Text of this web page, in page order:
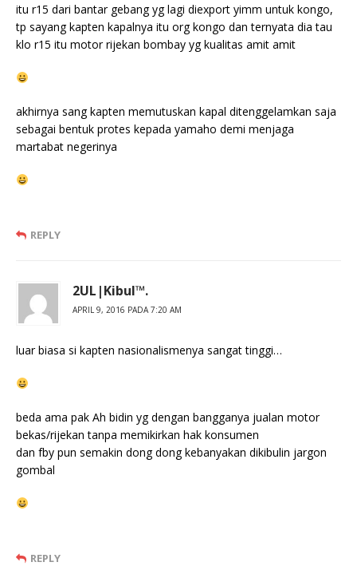
itu r15 dari bantar gebang yg lagi diexport yimm untuk kongo,
tp sayang kapten kapalnya itu org kongo dan ternyata dia tau
klo r15 itu motor rijekan bombay yg kualitas amit amit
akhirnya sang kapten memutuskan kapal ditenggelamkan saja
sebagai bentuk protes kepada yamaho demi menjaga
martabat negerinya
REPLY
2UL|Kibul™.
APRIL 9, 2016 PADA 7:20 AM
luar biasa si kapten nasionalismenya sangat tinggi…
beda ama pak Ah bidin yg dengan bangganya jualan motor
bekas/rijekan tanpa memikirkan hak konsumen
dan fby pun semakin dong dong kebanyakan dikibulin jargon
gombal
REPLY